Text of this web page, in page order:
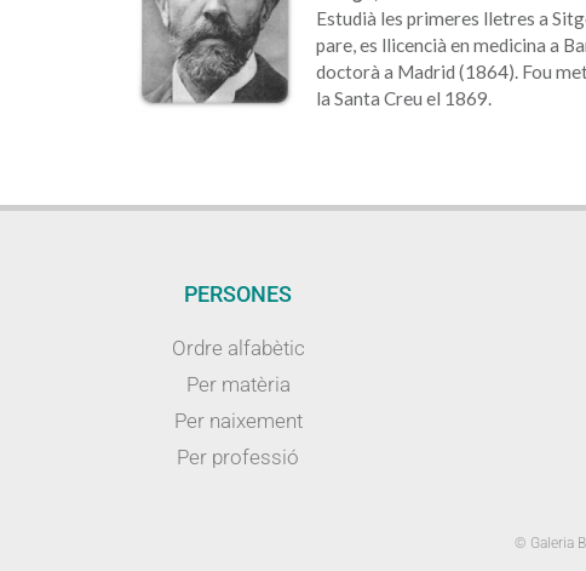
Estudià les primeres lletres a
pare, es llicencià en medicina a
doctorà a Madrid (1864). Fou
la Santa Creu el 1869.
PERSONES
Ordre alfabètic
Per matèria
Per naixement
Per professió
© Galeria